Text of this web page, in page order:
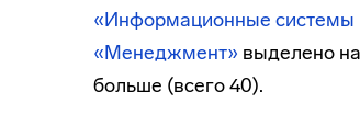
«Информационные системы
«Менеджмент» выделено
больше (всего 40).